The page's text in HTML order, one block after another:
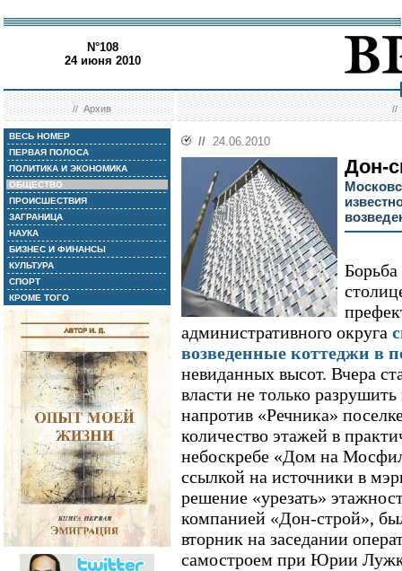
N°108
24 июня 2010
//Архив //
ВЕСЬ НОМЕР
ПЕРВАЯ ПОЛОСА
ПОЛИТИКА И ЭКОНОМИКА
ОБЩЕСТВО
ПРОИСШЕСТВИЯ
ЗАГРАНИЦА
НАУКА
БИЗНЕС И ФИНАНСЫ
КУЛЬТУРА
СПОРТ
КРОМЕ ТОГО
// 24.06.2010
Дон-
административного округа
возведенные коттеджи в
невиданных высот. Вчера
власти не только
напротив «Речника»
количество этажей в
небоскребе «Дом на
ссылкой на источники в
решение «урезать»
компанией «Дон-строй»,
вторник на заседании
самостроем при Юрии